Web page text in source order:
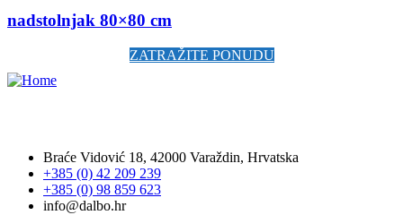
nadstolnjak 80×80 cm
ZATRAŽITE PONUDU
Braće Vidović 18, 42000 Varaždin, Hrvatska
+385 (0) 42 209 239
+385 (0) 98 859 623
info@dalbo.hr